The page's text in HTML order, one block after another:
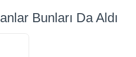
Bunları Da Aldı